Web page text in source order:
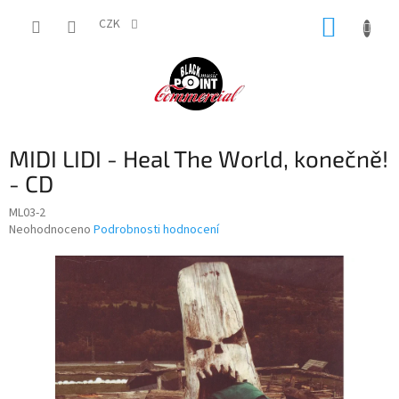
CZK
MIDI LIDI - Heal The World, konečně!
- CD
ML03-2
Průměrné
hvězdiček.
Neohodnoceno Podrobnosti hodnocení